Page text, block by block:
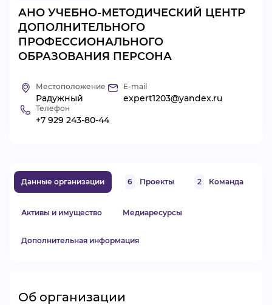
ВИДЕОКУРСЫ
АНО УЧЕБНО-МЕТОДИЧЕСКИЙ ЦЕНТР
ДОПОЛНИТЕЛЬНОГО
ПРОФЕССИОНАЛЬНОГО
ОБРАЗОВАНИЯ ПЕРСОНА
Местоположение
Радужный
E-mail
expert1203@yandex.ru
Телефон
+7 929 243-80-44
Данные организации 6 Проекты 2 Команда
Активы и имущество Медиаресурсы
Дополнительная информация
Об организации